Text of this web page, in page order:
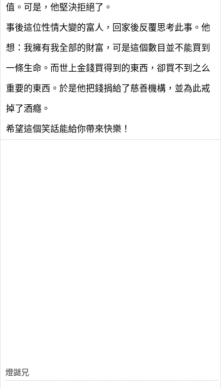
值。可是，他堅決拒絕了。
事後這位性情大變的富人，回家後反覆思考此事。他
想：我擁有我全部的財富，可是這個數目並不能買到
一條生命。而世上金錢買得到的東西，卻買不到之么
重要的東西。於是他把錢捐給了慈善機構，並為此戒
掉了酒癮。
希望這個笑話能給你帶來快樂！
燈謎兄